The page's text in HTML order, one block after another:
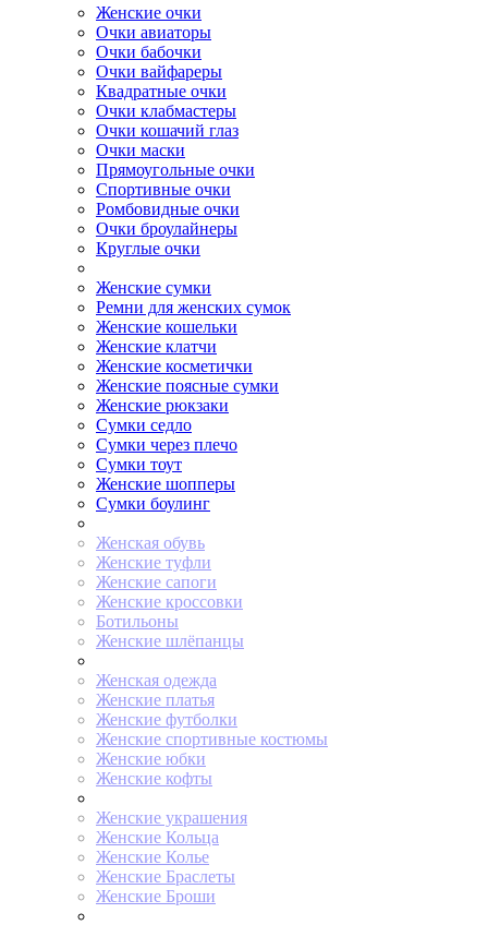
Женские очки
Очки авиаторы
Очки бабочки
Очки вайфареры
Квадратные очки
Очки клабмастеры
Очки кошачий глаз
Очки маски
Прямоугольные очки
Спортивные очки
Ромбовидные очки
Очки броулайнеры
Круглые очки
Женские сумки
Ремни для женских сумок
Женские кошельки
Женские клатчи
Женские косметички
Женские поясные сумки
Женские рюкзаки
Сумки седло
Сумки через плечо
Сумки тоут
Женские шопперы
Сумки боулинг
Женская обувь
Женские туфли
Женские сапоги
Женские кроссовки
Ботильоны
Женские шлёпанцы
Женская одежда
Женские платья
Женские футболки
Женские спортивные костюмы
Женские юбки
Женские кофты
Женские украшения
Женские Кольца
Женские Колье
Женские Браслеты
Женские Броши